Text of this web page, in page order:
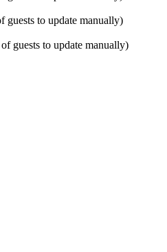
guests to update manually)
guests to update manually)